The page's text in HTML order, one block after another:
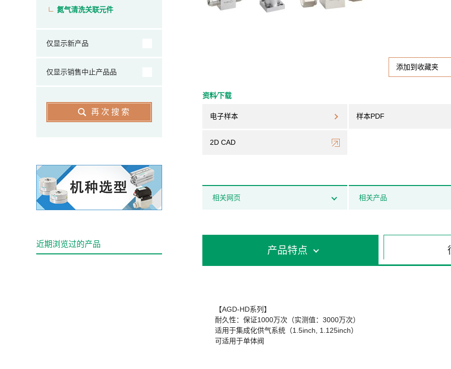
添加到收藏夹
资料⁄下载
电子样本 样本PDF
2D CAD
相关网页 相关产品
产品特点
【AGD-HD系列】
耐久性：保证1000万次（实测值：3000万次）
适用于集成化供气系统（1.5inch, 1.125inch）
可适用于单体阀
氮气清洗关联元件
仅显示新产品
仅显示销售中止产品品
再次搜索
近期浏览过的产品